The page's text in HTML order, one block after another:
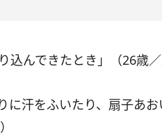
込んできたとき」（26歳
に汗をふいたり、扇子あ